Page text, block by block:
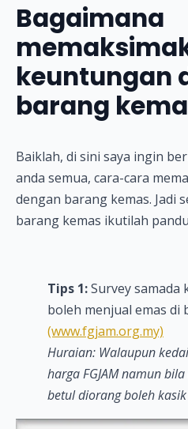
Bagaimana
keuntungan
barang
Baiklah, di sini saya ingin
anda semua, cara-cara
dengan barang kemas. Jadi
barang kemas ikutilah
Tips 1:Survey samada
boleh menjual emas di
(www.fgjam.org.my)
Huraian: Walaupun
harga FGJAM namun
betul diorang boleh